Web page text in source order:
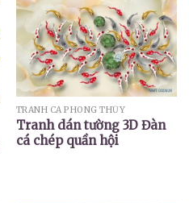
TRANH CÁ PHONG THỦY
Tranh dán tường 3D Đàn
cá chép quần hội